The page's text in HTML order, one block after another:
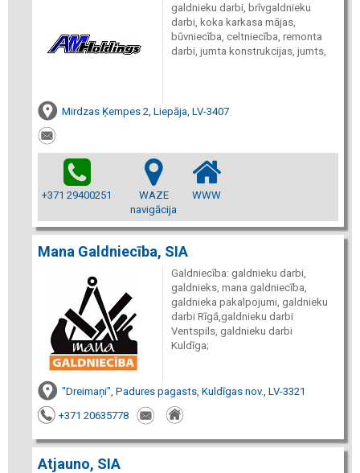
galdnieku darbi, brīvgaldnieku
darbi, koka karkasa mājas,
būvniecība, celtniecība, remonta
darbi, jumta konstrukcijas, jumts,
Mirdzas Ķempes 2, Liepāja, LV-3407
+371 29400251
WAZE
navigācija
WWW
Mana Galdniecība, SIA
Galdniecība: galdnieku darbi,
galdnieks, mana galdniecība,
galdnieka pakalpojumi, galdnieku
darbi Rīgā,galdnieku darbi
Ventspils, galdnieku darbi
Kuldīga;
"Dreimaņi", Padures pagasts, Kuldīgas nov., LV-3321
+371 20635778
Atjauno, SIA